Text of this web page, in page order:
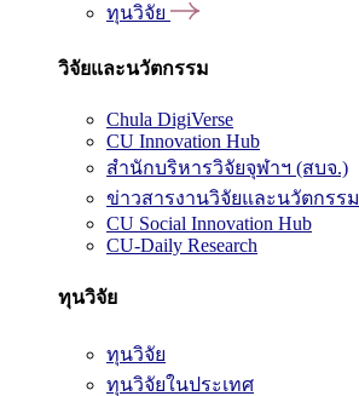
ทุนวิจัย
วิจัยและนวัตกรรม
Chula DigiVerse
CU Innovation Hub
สำนักบริหารวิจัยจุฬาฯ (สบจ.)
ข่าวสารงานวิจัยและนวัตกรรม
CU Social Innovation Hub
CU-Daily Research
ทุนวิจัย
ทุนวิจัย
ทุนวิจัยในประเทศ